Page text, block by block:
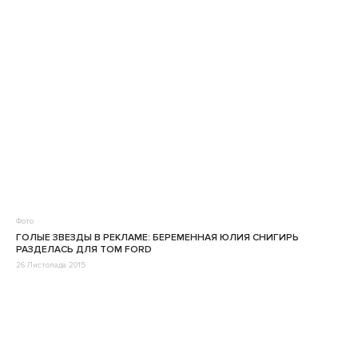
Фото
ГОЛЫЕ ЗВЕЗДЫ В РЕКЛАМЕ: БЕРЕМЕННАЯ ЮЛИЯ СНИГИРЬ
РАЗДЕЛАСЬ ДЛЯ TOM FORD
26 Листопада 2015